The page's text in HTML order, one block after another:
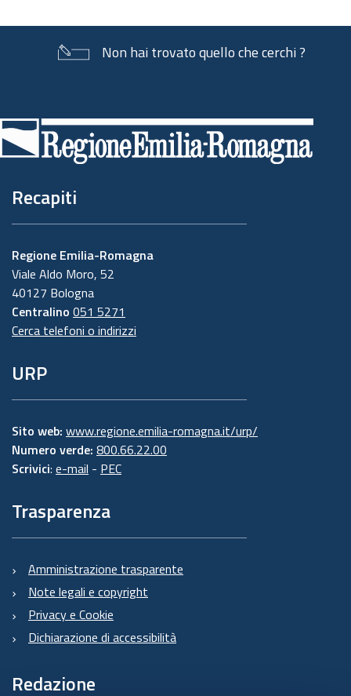
Non hai trovato quello che cerchi ?
di
pagina
Recapiti
Regione Emilia-Romagna
Viale Aldo Moro, 52
40127 Bologna
Centralino 051 5271
Cerca telefoni o indirizzi
URP
Sito web: www.regione.emilia-romagna.it/urp/
Numero verde: 800.66.22.00
Scrivici: e-mail - PEC
Trasparenza
Amministrazione trasparente
Note legali e copyright
Privacy e Cookie
Dichiarazione di accessibilità
Redazione